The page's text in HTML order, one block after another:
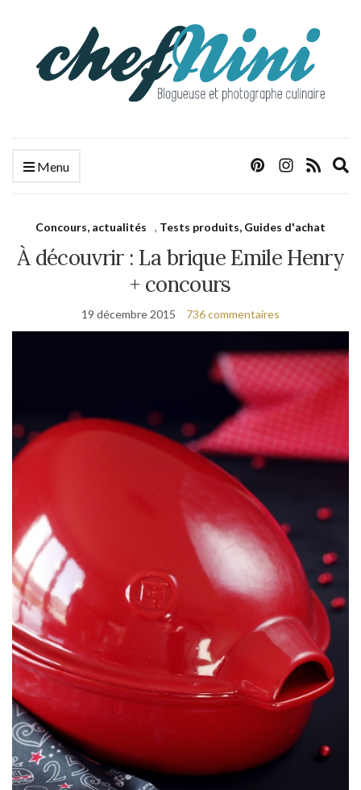
Menu
Concours, actualités , Tests produits, Guides d'achat
À découvrir : La brique Emile Henry
+ concours
19 décembre 2015 736 commentaires